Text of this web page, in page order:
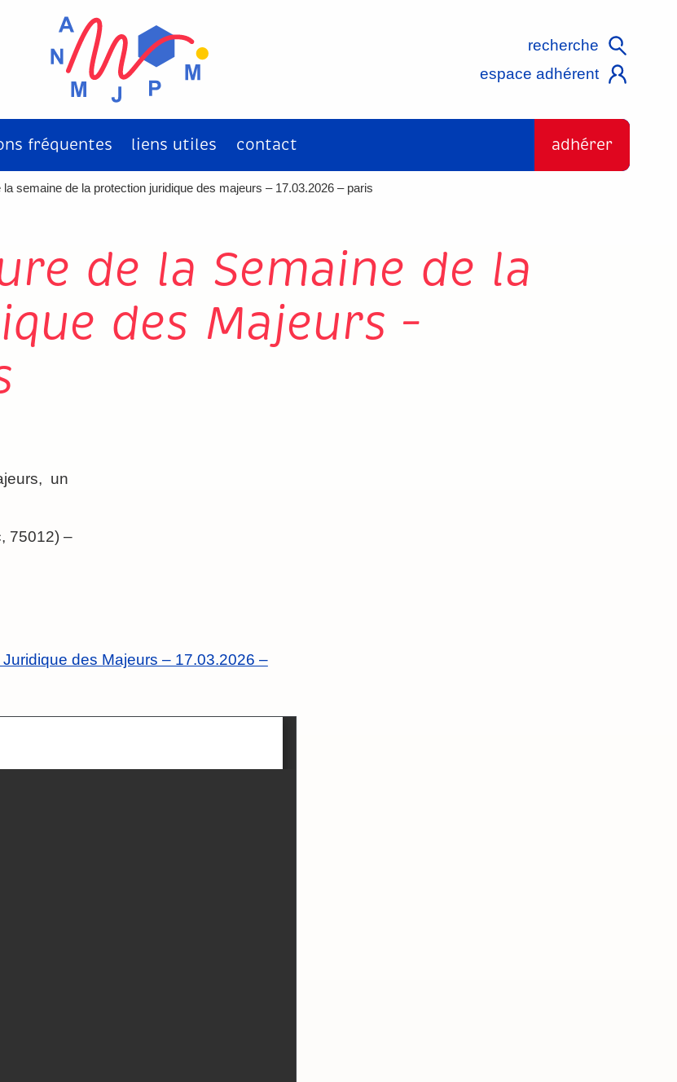
recherche
espace adhérent
fréquentes liens utiles contact adhérer
semaine de la protection juridique des majeurs – 17.03.2026 – paris
de la Semaine de la
des Majeurs –
un
75012) –
des Majeurs – 17.03.2026 –